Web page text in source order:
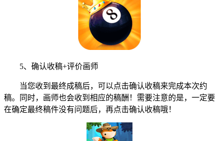
5、确认收稿+评价画师
当您收到最终成稿后，可以点击确认收稿来完成本次约
稿。同时，画师也会收到相应的稿酬！需要注意的是，一定要
在确定最终稿件没有问题后，再点击确认收稿哦！